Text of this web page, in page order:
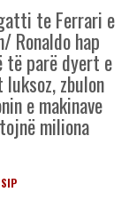
te Ferrari e
Ronaldo hap
të parë dyert e
zbulon
e makinave
miliona